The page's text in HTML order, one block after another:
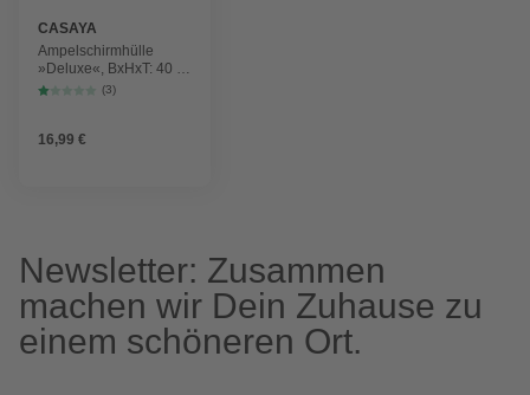
CASAYA
Ampelschirmhülle
»Deluxe«, BxHxT: 40 x
260 x 69 cm,
(3)
16,99 €
Newsletter: Zusammen
machen wir Dein Zuhause zu
einem schöneren Ort.